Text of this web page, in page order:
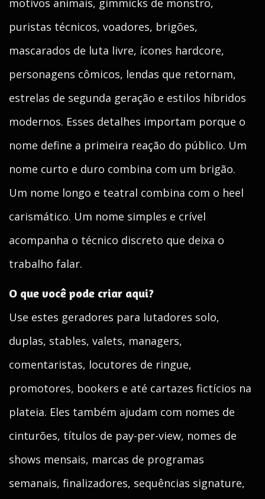
motivos animais, gimmicks de monstro,
puristas técnicos, voadores, brigões,
mascarados de luta livre, ícones hardcore,
personagens cômicos, lendas que retornam,
estrelas de segunda geração e estilos híbridos
modernos. Esses detalhes importam porque o
nome define a primeira reação do público. Um
nome curto e duro combina com um brigão.
Um nome longo e teatral combina com o heel
carismático. Um nome simples e crível
acompanha o técnico discreto que deixa o
trabalho falar.
O que você pode criar aqui?
Use estes geradores para lutadores solo,
duplas, stables, valets, managers,
comentaristas, locutores de ringue,
promotores, bookers e até cartazes fictícios na
plateia. Eles também ajudam com nomes de
cinturões, títulos de pay-per-view, nomes de
shows mensais, marcas de programas
semanais, finalizadores, sequências signature,